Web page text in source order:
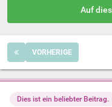
Auf
VORHERIGE
Dies ist ein beliebter Beitrag.